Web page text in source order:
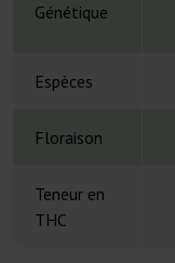
Génétique
Espèces
Floraison
Teneur en
THC